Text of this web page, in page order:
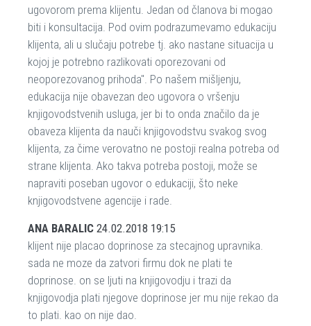
ugovorom prema klijentu. Jedan od članova bi mogao
biti i konsultacija. Pod ovim podrazumevamo edukaciju
klijenta, ali u slučaju potrebe tj. ako nastane situacija u
kojoj je potrebno razlikovati oporezovani od
neoporezovanog prihoda". Po našem mišljenju,
edukacija nije obavezan deo ugovora o vršenju
knjigovodstvenih usluga, jer bi to onda značilo da je
obaveza klijenta da nauči knjigovodstvu svakog svog
klijenta, za čime verovatno ne postoji realna potreba od
strane klijenta. Ako takva potreba postoji, može se
napraviti poseban ugovor o edukaciji, što neke
knjigovodstvene agencije i rade.
ANA BARALIC 24.02.2018 19:15
klijent nije placao doprinose za stecajnog upravnika.
sada ne moze da zatvori firmu dok ne plati te
doprinose. on se ljuti na knjigovodju i trazi da
knjigovodja plati njegove doprinose jer mu nije rekao da
to plati. kao on nije dao.